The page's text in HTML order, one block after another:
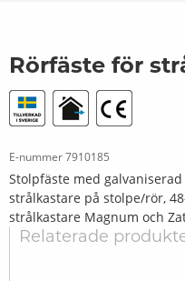
Rörfäste för
E-nummer7910185
Stolpfäste med
strålkastare på stolpe/rör,
strålkastare Magnum och
Relaterade